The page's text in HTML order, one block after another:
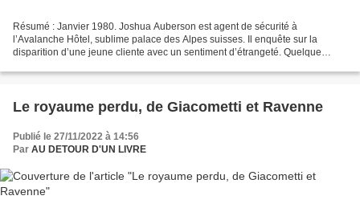
Résumé : Janvier 1980. Joshua Auberson est agent de sécurité à
l’Avalanche Hôtel, sublime palace des Alpes suisses. Il enquête sur la
disparition d’une jeune cliente avec un sentiment d’étrangeté. Quelque
Le royaume perdu, de Giacometti et Ravenne
Publié le 27/11/2022 à 14:56
Par AU DETOUR D'UN LIVRE